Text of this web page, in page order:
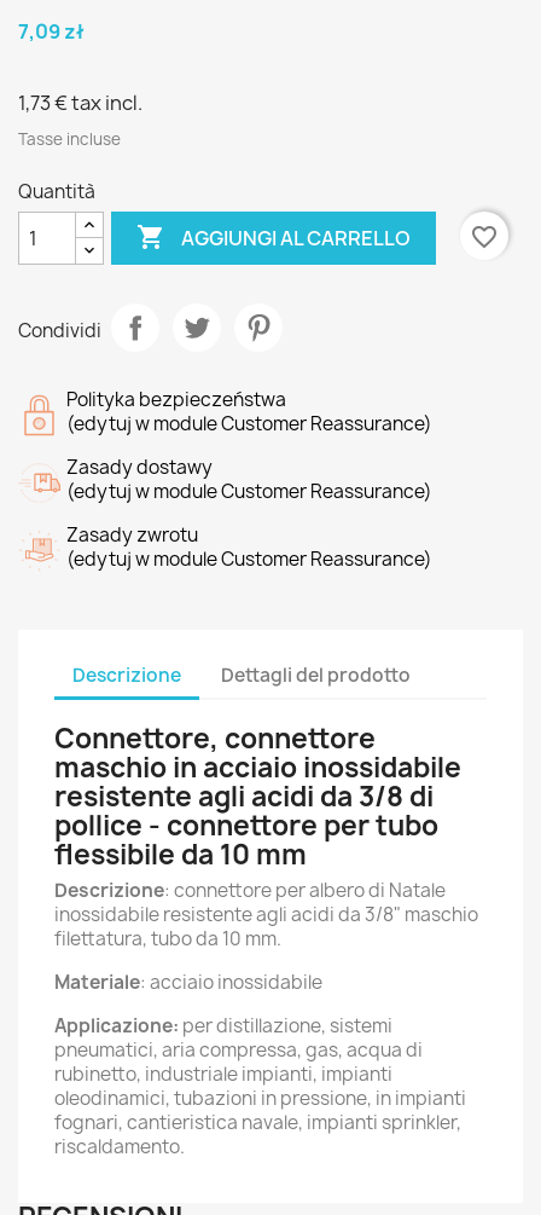
7,09 zł
1,73 €tax incl.
Tasse incluse
Quantità
 AGGIUNGI AL CARRELLO favorite_border
Condividi
Polityka bezpieczeństwa
(edytuj w module Customer Reassurance)
Zasady dostawy
(edytuj w module Customer Reassurance)
Zasady zwrotu
(edytuj w module Customer Reassurance)
Descrizione Dettagli del prodotto
Connettore, connettore
maschio in acciaio inossidabile
resistente agli acidi da 3/8 di
pollice - connettore per tubo
flessibile da 10 mm
Descrizione: connettore per albero di Natale
inossidabile resistente agli acidi da 3/8" maschio
filettatura, tubo da 10 mm.
Materiale: acciaio inossidabile
Applicazione: per distillazione, sistemi
pneumatici, aria compressa, gas, acqua di
rubinetto, industriale impianti, impianti
oleodinamici, tubazioni in pressione, in impianti
fognari, cantieristica navale, impianti sprinkler,
riscaldamento.